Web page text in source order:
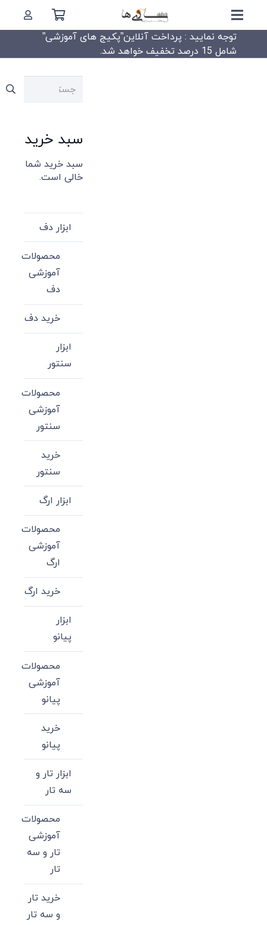
توجه نمایید : پرداخت آنلاین”پکیج های آموزشی”
شامل 15 درصد تخفیف خواهد شد.
جستجو
سبد خرید
سبد خرید شما
خالی است.
ابزار دف
محصولات
آموزشی
دف
خرید دف
ابزار
سنتور
محصولات
آموزشی
سنتور
خرید
سنتور
ابزار ارگ
محصولات
آموزشی
ارگ
خرید ارگ
ابزار
پیانو
محصولات
آموزشی
پیانو
خرید
پیانو
ابزار تار و
سه تار
محصولات
آموزشی
تار و سه
تار
خرید تار
و سه تار